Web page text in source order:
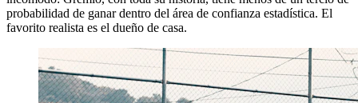
probabilidad de ganar dentro del área de confianza estadística. El
favorito realista es el dueño de casa.